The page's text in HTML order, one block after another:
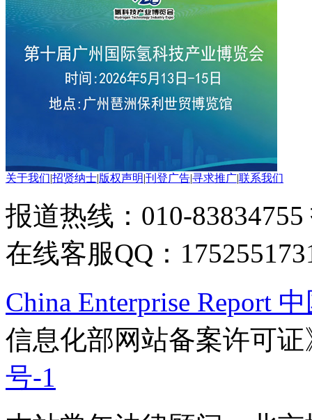
关于我们|招贤纳士|版权声明|刊登广告|寻求推广|联系我们
报道热线：010-83834755
在线客服QQ：
China Enterprise Report
信息化部网站备案许可
号-1